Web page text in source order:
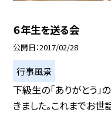
６年生を送る会
公開日 2017/02/28
行事風景
下級生の「ありがとう」
きました。これまでお世